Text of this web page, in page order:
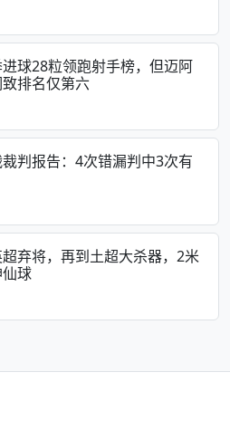
球28粒领跑射手榜，但迈阿
排名仅第六
判报告：4次错漏判中3次有
弃将，再到土超大杀器，2米
球